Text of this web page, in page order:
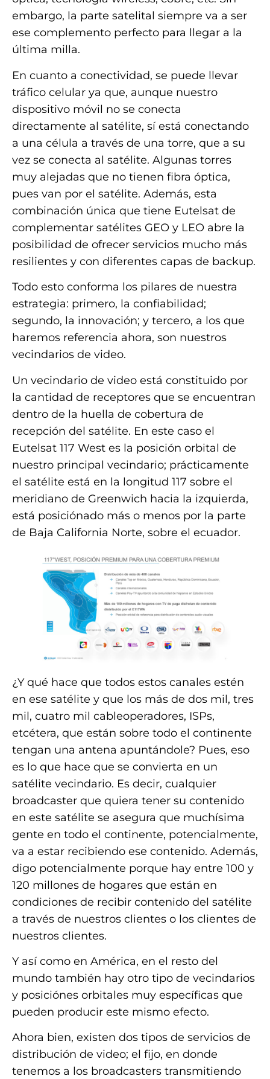
embargo, la parte satelital siempre va a ser
ese complemento perfecto para llegar a la
última milla.
En cuanto a conectividad, se puede llevar
tráfico celular ya que, aunque nuestro
dispositivo móvil no se conecta
directamente al satélite, sí está conectando
a una célula a través de una torre, que a su
vez se conecta al satélite. Algunas torres
muy alejadas que no tienen fibra óptica,
pues van por el satélite. Además, esta
combinación única que tiene Eutelsat de
complementar satélites GEO y LEO abre la
posibilidad de ofrecer servicios mucho más
resilientes y con diferentes capas de backup.
Todo esto conforma los pilares de nuestra
estrategia: primero, la confiabilidad;
segundo, la innovación; y tercero, a los que
haremos referencia ahora, son nuestros
vecindarios de video.
Un vecindario de video está constituido por
la cantidad de receptores que se encuentran
dentro de la huella de cobertura de
recepción del satélite. En este caso el
Eutelsat 117 West es la posición orbital de
nuestro principal vecindario; prácticamente
el satélite está en la longitud 117 sobre el
meridiano de Greenwich hacia la izquierda,
está posiciónado más o menos por la parte
de Baja California Norte, sobre el ecuador.
¿Y qué hace que todos estos canales estén
en ese satélite y que los más de dos mil, tres
mil, cuatro mil cableoperadores, ISPs,
etcétera, que están sobre todo el continente
tengan una antena apuntándole? Pues, eso
es lo que hace que se convierta en un
satélite vecindario. Es decir, cualquier
broadcaster que quiera tener su contenido
en este satélite se asegura que muchísima
gente en todo el continente, potencialmente,
va a estar recibiendo ese contenido. Además,
digo potencialmente porque hay entre 100 y
120 millones de hogares que están en
condiciones de recibir contenido del satélite
a través de nuestros clientes o los clientes de
nuestros clientes.
Y así como en América, en el resto del
mundo también hay otro tipo de vecindarios
y posiciónes orbitales muy específicas que
pueden producir este mismo efecto.
Ahora bien, existen dos tipos de servicios de
distribución de video; el fijo, en donde
tenemos a los broadcasters transmitiendo